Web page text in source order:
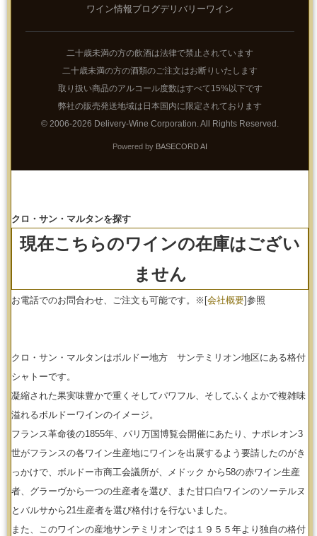
ワイン情報ブログデリバリーワイン
二十歳未満の方の飲酒は法律で禁止されています
二十歳未満の方の酒類のご注文はお断りいたします
取り扱い商品のアルコール度数はすべて15%以下です
弊社の販売発送地域は日本国内に限定されております
© 2006-2026 Delivery-Wine Corporation. All Rights Reserved.
Powered by BASECORD AI
クロ・サン・マルタンを探す
現在こちらのワインの在庫はござい
ません
お電話でのお問合わせ、ご注文も可能です。 ※[会社概要]参照
クロ・サン・マルタンはボルドー地方 サンテミリオン地区にある格付
シャトーです。
凝縮された果実味豊かで重くそしてパワフル、そしてふくよかで複雑味
溢れるボルドーワインのイメージ。
フランス革命後の1855年、パリ万国博覧会開催にあたり、ナポレオン3
世がフランスの各ワイン生産地にワインを出展するよう要請したのがき
っかけで、ボルドー市商工会議所が、メドック から58の赤ワイン生産
者、グラーヴから一つの生産者を選び、また甘口白ワインのソーテルヌ
とバルサから21生産者を選び格付けを行ないました。
また、このワインの産地サンテミリオンでは１９５５年より独自の格付